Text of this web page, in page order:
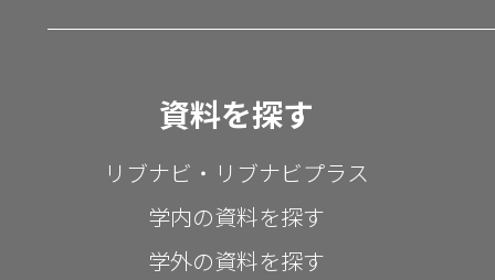
資料を探す
リブナビ・リブナビプラス
学内の資料を探す
学外の資料を探す